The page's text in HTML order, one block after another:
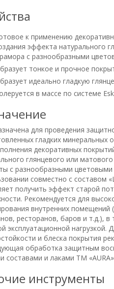
к применению
эффекта натурального
с разнообразными
тонкое и прочное
идеально гладкую
в массе по системе
для проведения
гладких минеральных
декоративных
глянцевого или
с разнообразными
совместно с составом
получить эффект старой
Рекомендуется для
внутренних
ресторанов, баров и т.д.), в
эксплуатационной нагрузкой.
и блеска покрытия
обработка защитным
составами и лаками ТМ
инструменты